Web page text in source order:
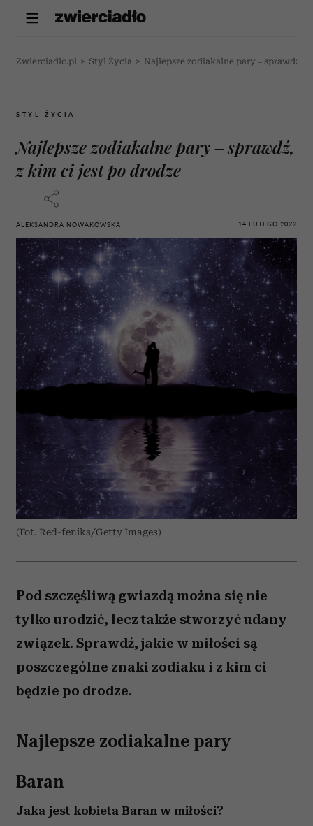
Zwierciadlo.pl > Styl Życia > Najlepsze zodiakalne pary – sprawdź,
STYL ŻYCIA
Najlepsze zodiakalne pary – sprawdź,
z kim ci jest po drodze
ALEKSANDRA NOWAKOWSKA 14 LUTEGO 2022
(Fot. Red-feniks/Getty Images)
Pod szczęśliwą gwiazdą można się nie
tylko urodzić, lecz także stworzyć udany
związek. Sprawdź, jakie w miłości są
poszczególne znaki zodiaku i z kim ci
będzie po drodze.
Najlepsze zodiakalne pary
Baran
Jaka jest kobieta Baran w miłości?